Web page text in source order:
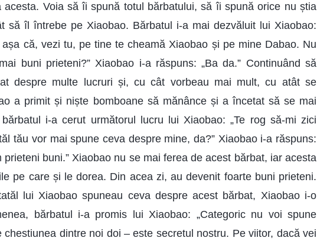
acesta. Voia să îi spună totul bărbatului, să îi spună orice nu știa
să îl întrebe pe Xiaobao. Bărbatul i-a mai dezvăluit lui Xiaobao:
că, vezi tu, pe tine te cheamă Xiaobao și pe mine Dabao. Nu
buni prieteni?” Xiaobao i-a răspuns: „Ba da.” Continuând să
despre multe lucruri și, cu cât vorbeau mai mult, cu atât se
a primit și niște bomboane să mănânce și a încetat să se mai
i-a cerut următorul lucru lui Xiaobao: „Te rog să-mi zici
tău vor mai spune ceva despre mine, da?” Xiaobao i-a răspuns:
prieteni buni.” Xiaobao nu se mai ferea de acest bărbat, iar acesta
pe care și le dorea. Din acea zi, au devenit foarte buni prieteni.
lui Xiaobao spuneau ceva despre acest bărbat, Xiaobao i-o
bărbatul i-a promis lui Xiaobao: „Categoric nu voi spune
dintre noi doi – este secretul nostru. Pe viitor, dacă vei